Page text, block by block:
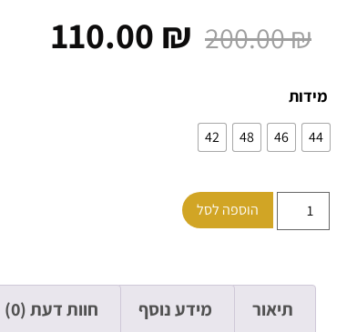
200.00₪
110.00 ₪
מידות
44
46
48
42
הוספה לסל
תיאור מידע נוסף חוות דעת (0)